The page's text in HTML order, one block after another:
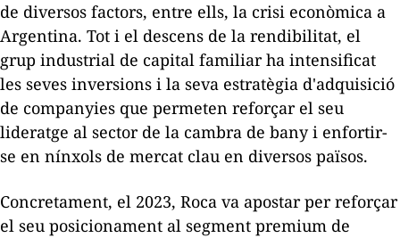
de diversos factors, entre ells, la crisi econòmica a
Argentina. Tot i el descens de la rendibilitat, el
grup industrial de capital familiar ha intensificat
les seves inversions i la seva estratègia d'adquisició
de companyies que permeten reforçar el seu
lideratge al sector de la cambra de bany i enfortir-
se en nínxols de mercat clau en diversos països.
Concretament, el 2023, Roca va apostar per reforçar
el seu posicionament al segment premium de